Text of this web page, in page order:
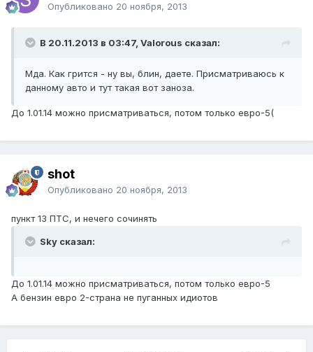
Опубликовано 20 ноября, 2013
В 20.11.2013 в 03:47, Valorous сказал:
Мда. Как грится - ну вы, блин, даете. Присматриваюсь к
данному авто и тут такая вот заноза.
До 1.01.14 можно присматриваться, потом только евро-5(
shot
Опубликовано 20 ноября, 2013
пункт 13 ПТС, и нечего сочинять
Sky сказал:
До 1.01.14 можно присматриваться, потом только евро-5
А бензин евро 2-страна не пуганных идиотов